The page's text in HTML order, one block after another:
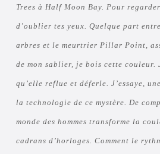
Trees à Half Moon Bay. Pour
d’oublier tes yeux. Quelque part
arbres et le meurtrier Pillar Point,
de mon sablier, je bois cette couleur.
qu’elle reflue et déferle. J’essaye,
la technologie de ce mystère. De
monde des hommes transforme la
cadrans d’horloges. Comment le